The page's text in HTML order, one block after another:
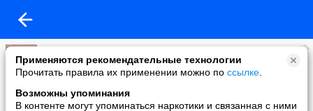
Применяются рекомендательные технологии
Прочитать правила их применении можно по ссылке
Возможны упоминания
В контенте могут упоминаться наркотики и связанная с ними
Александр Сащенко
added a photo
24 Oct в 17:49